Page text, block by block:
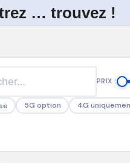
… trouvez !
PRIX :
5G option 4G